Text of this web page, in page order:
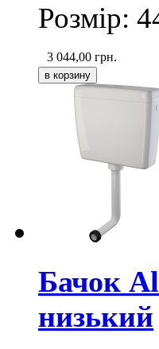
Розмір:
3 044,00 грн.
Бачок
низький